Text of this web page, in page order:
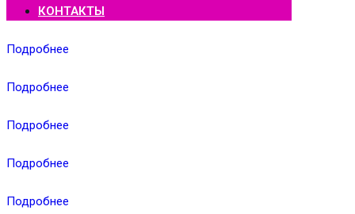
КОНТАКТЫ
Подробнее
Подробнее
Подробнее
Подробнее
Подробнее